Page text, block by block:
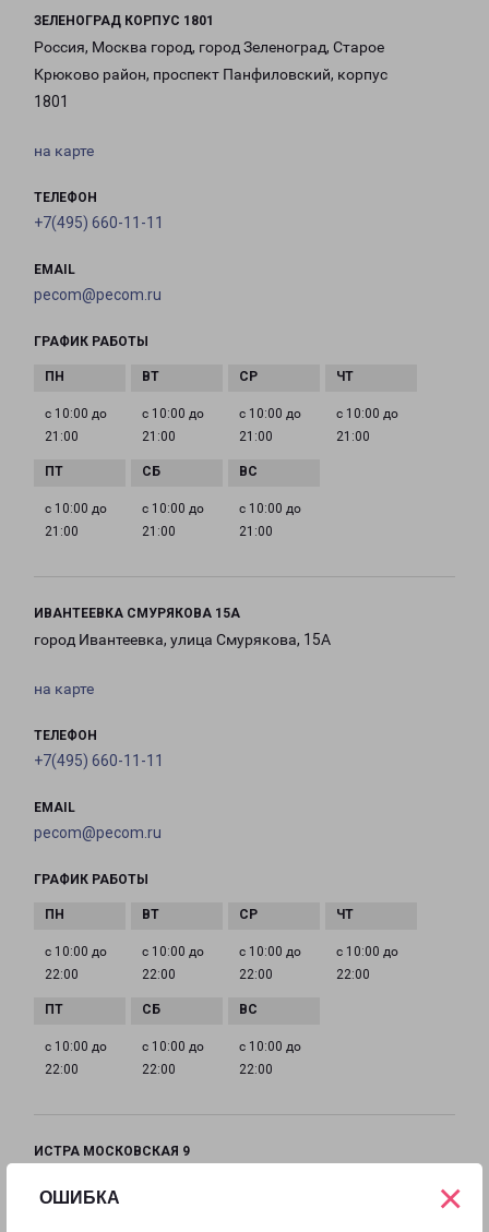
ОШИБКА ×
ЗЕЛЕНОГРАД КОРПУС 1801
Россия, Москва город, город Зеленоград, Старое
Крюково район, проспект Панфиловский, корпус
1801
на карте
ТЕЛЕФОН
+7(495) 660-11-11
EMAIL
pecom@pecom.ru
ГРАФИК РАБОТЫ
с 10:00 до
21:00
с 10:00 до
21:00
с 10:00 до
21:00
с 10:00 до
21:00
с 10:00 до
21:00
с 10:00 до
21:00
с 10:00 до
21:00
ИВАНТЕЕВКА СМУРЯКОВА 15А
город Ивантеевка, улица Смурякова, 15А
на карте
ТЕЛЕФОН
+7(495) 660-11-11
EMAIL
pecom@pecom.ru
ГРАФИК РАБОТЫ
с 10:00 до
22:00
с 10:00 до
22:00
с 10:00 до
22:00
с 10:00 до
22:00
с 10:00 до
22:00
с 10:00 до
22:00
с 10:00 до
22:00
ИСТРА МОСКОВСКАЯ 9